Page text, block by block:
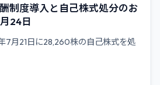
制度導入と自己株式処分のお
24日
7月21日に28,260株の自己株式を処